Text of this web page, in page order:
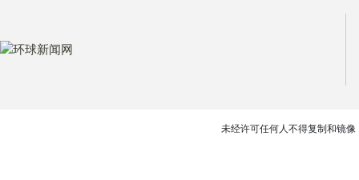
未经许可任何人不得复制和镜